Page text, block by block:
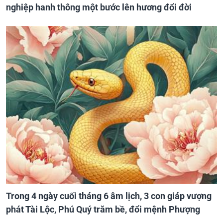
nghiệp hanh thông một bước lên hương đổi đời
Trong 4 ngày cuối tháng 6 âm lịch, 3 con giáp vượng
phát Tài Lộc, Phú Quý trăm bề, đổi mệnh Phượng